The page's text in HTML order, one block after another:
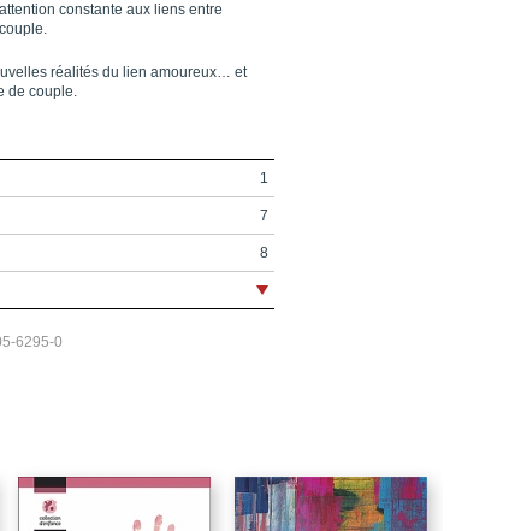
constante aux liens entre
réalités du lien amoureux… et
de couple.
1
7
8
9
35
43
6295-0